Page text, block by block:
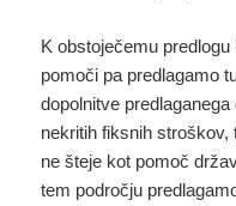
K obstoječemu
pomoči pa predlagamo
dopolnitve
nekritih fiksnih stroškov,
ne šteje kot pomoč
tem področju